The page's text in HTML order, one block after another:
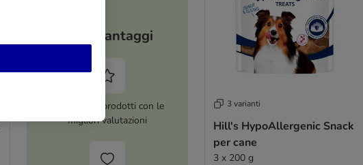
I tuoi vantaggi
Oltre 8.000 prodotti con le
migliori valutazioni
3 varianti
Hill's HypoAllergenic Snack
per cane
3 x 200 g